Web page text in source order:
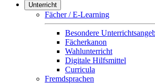
Unterricht
Fächer / E-Learning
Besondere
Fächerkanon
Wahlunterricht
Digitale Hilfsmittel
Curricula
Fremdsprachen